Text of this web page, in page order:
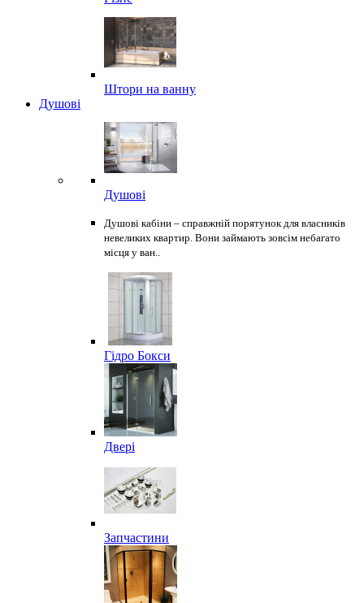
Штори на ванну
Душові
Душові
Душові кабіни – справжній порятунок для власників
невеликих квартир. Вони займають зовсім небагато
місця у ван..
Гідро Бокси
Двері
Запчастини